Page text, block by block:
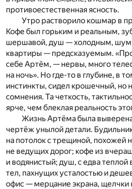
противоестественная ясность.
Утро растворило кошмар в
Кофе был горьким и реальным,
шершавой, душ — холодным, шум
квартиры — предсказуемым.
себе Артём, — нервы, много
на ночь». Но где-то в глубине, в
инстинкты, сидел крошечный, но
сомнения. Та четкость,
ярче, чем блеклая реальность
Жизнь Артёма была
чертёж унылой детали.
на потолок с трещиной, похожей
не ведущих дорог; кофе из
и водянистый; душ, с едва
тел, пахнущих усталостью и
офис — мерцание экрана, щелчки